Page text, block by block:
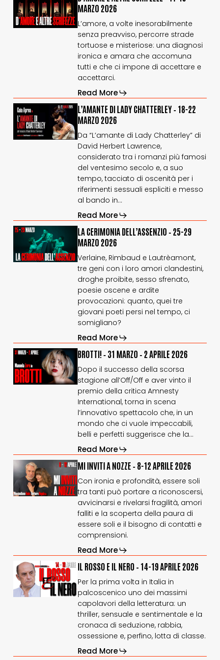
ALTRE
SCHIFEZZE
E
ALTRE
SCHIFEZZE
–
11-
15
marzo
2026
MARZO 2026
L’amore, a volte inesorabilmente
senza preavviso, percorre strade
tortuose e misteriose: una diagnosi
ironica e amara che accomuna
tutti e che ci impone di accettare e
accettarci.
Read More
L’AMANTE
DI
LADY
CHATTERLEY
L’AMANTE
DI
LADY
CHATTERLEY
–
18-
22
marzo
2026
L’AMANTE DI LADY CHATTERLEY – 18-22
MARZO 2026
Da “L’amante di Lady Chatterley” di
David Herbert Lawrence,
considerato tra i romanzi più famosi
del ventesimo secolo e, a suo
tempo, tacciato di oscenità per i
riferimenti sessuali espliciti e messo
al bando in…
Read More
LA
CERIMONIA
DELL’ASSENZIO
–
LA
CERIMONIA
DELL’ASSENZIO
–
25-
29
marzo
2026
LA CERIMONIA DELL’ASSENZIO – 25-29
MARZO 2026
Verlaine, Rimbaud e Lautrèamont,
tre geni con i loro amori clandestini,
droghe proibite, sesso sfrenato,
poesie oscene e ardite
provocazioni: quanto, quei tre
giovani poeti persi nel tempo, ci
somigliano?
Read More
BROTTI!
–
31
marzo
BROTTI!
31
marzo
–
2
aprile
2026
BROTTI! – 31 MARZO – 2 APRILE 2026
Dopo il successo della scorsa
stagione all’Off/Off e aver vinto il
premio della critica Amnesty
International, torna in scena
l’innovativo spettacolo che, in un
mondo che ci vuole impeccabili,
belli e perfetti suggerisce che la…
Read More
INVITI
A
NOZZE
MI
A
NOZZE
–
8-
12
aprile
2026
MI INVITI A NOZZE – 8-12 APRILE 2026
Con ironia e profondità, essere soli
tra tanti può portare a riconoscersi,
avvicinarsi e rivelarsi fragilità, amori
falliti e la scoperta della paura di
essere soli e il bisogno di contatti e
comprensioni.
Read More
IL
ROSSO
IL
E
IL
NERO
–
14-
19
2026
IL ROSSO E IL NERO – 14-19 APRILE 2026
Per la prima volta in Italia in
palcoscenico uno dei massimi
capolavori della letteratura: un
thriller, sensuale e sentimentale e la
cronaca di seduzione, rabbia,
ossessione e, perfino, lotta di classe.
Read More